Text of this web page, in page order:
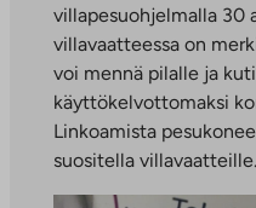
villapesuohjelmalla 30
villavaatteessa on
voi mennä pilalle ja
käyttökelvottomaksi
Linkoamista
suositella villavaatteille.